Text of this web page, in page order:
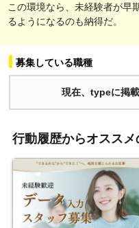
この環境なら、未経験者が早
るようになるのも納得だ。
募集している職種
現在、typeに掲
行動履歴からオススメ